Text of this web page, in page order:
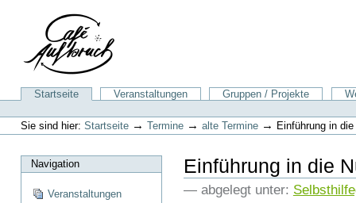
Navigation
SektionenStartseite Veranstaltungen Gruppen / Projekte
Benutzerspezifische
Werkzeuge
Sie sind hier: Startseite → Termine → alte Termine → Einführung in
Navigation
Veranstaltungen
Einführung in die
— abgelegt unter: